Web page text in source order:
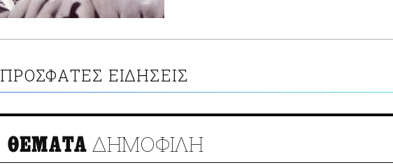
ΠΡΟΣΦΑΤΕΣ ΕΙΔΗΣΕΙΣ
ΘΕΜΑΤΑ ΔΗΜΟΦΙΛΗ